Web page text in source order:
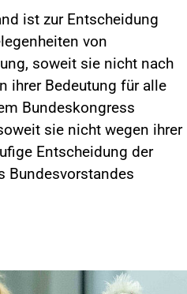
ist zur Entscheidung
von
soweit sie nicht nach
ihrer Bedeutung für alle
Bundeskongress
sie nicht wegen ihrer
Entscheidung der
Bundesvorstandes